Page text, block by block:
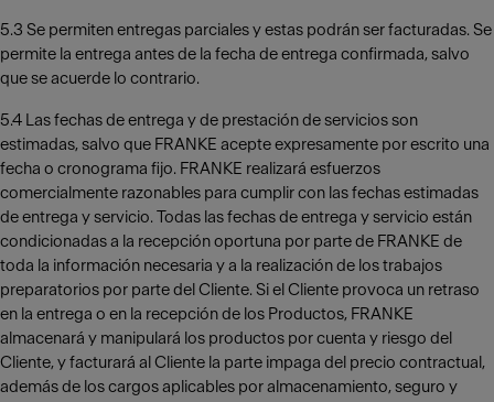
5.3 Se permiten entregas parciales y estas podrán ser facturadas. Se
permite la entrega antes de la fecha de entrega confirmada, salvo
que se acuerde lo contrario.
5.4 Las fechas de entrega y de prestación de servicios son
estimadas, salvo que FRANKE acepte expresamente por escrito una
fecha o cronograma fijo. FRANKE realizará esfuerzos
comercialmente razonables para cumplir con las fechas estimadas
de entrega y servicio. Todas las fechas de entrega y servicio están
condicionadas a la recepción oportuna por parte de FRANKE de
toda la información necesaria y a la realización de los trabajos
preparatorios por parte del Cliente. Si el Cliente provoca un retraso
en la entrega o en la recepción de los Productos, FRANKE
almacenará y manipulará los productos por cuenta y riesgo del
Cliente, y facturará al Cliente la parte impaga del precio contractual,
además de los cargos aplicables por almacenamiento, seguro y